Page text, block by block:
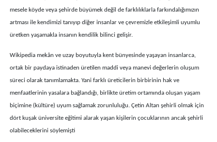
mesele köyde veya şehirde büyümek değil de farklılıklarla farkındalığımızın
artması ile kendimizi tanıyıp diğer insanlar ve çevremizle etkileşimli uyumlu
üretken yaşamakla insanın kendilik bilinci gelişir.
Wikipedia mekân ve uzay boyutuyla kent bünyesinde yaşayan insanlarca,
ortak bir paydaya istinaden üretilen maddi veya manevi değerlerin oluşum
süreci olarak tanımlamakta. Yani farklı üreticilerin birbirinin hak ve
menfaatlerinin yasalara bağlandığı, birlikte üretim ortamında oluşan yaşam
biçimine (kültüre) uyum sağlamak zorunluluğu. Çetin Altan şehirli olmak için
dört kuşak üniversite eğitimi alarak yaşan kişilerin çocuklarının ancak şehirli
olabileceklerini söylemişti